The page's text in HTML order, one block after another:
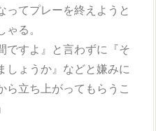
ってプレーを終えようと
る。
ですよ』と言わずに『そ
しょうか』などと嫌みに
ら立ち上がってもらうこ